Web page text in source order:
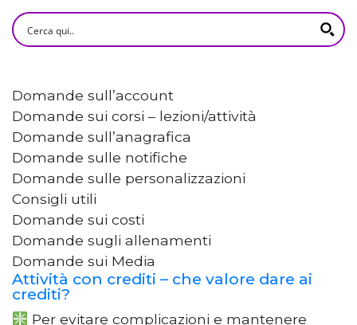
Domande sull’account
Domande sui corsi – lezioni/attività
Domande sull’anagrafica
Domande sulle notifiche
Domande sulle personalizzazioni
Consigli utili
Domande sui costi
Domande sugli allenamenti
Domande sui Media
Attività con crediti – che valore dare ai
crediti?
Per evitare complicazioni e mantenere